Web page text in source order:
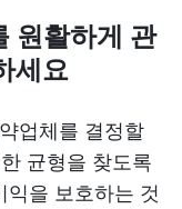
원활하게 관
세요
업체를 결정할
균형을 찾도록
을 보호하는 것